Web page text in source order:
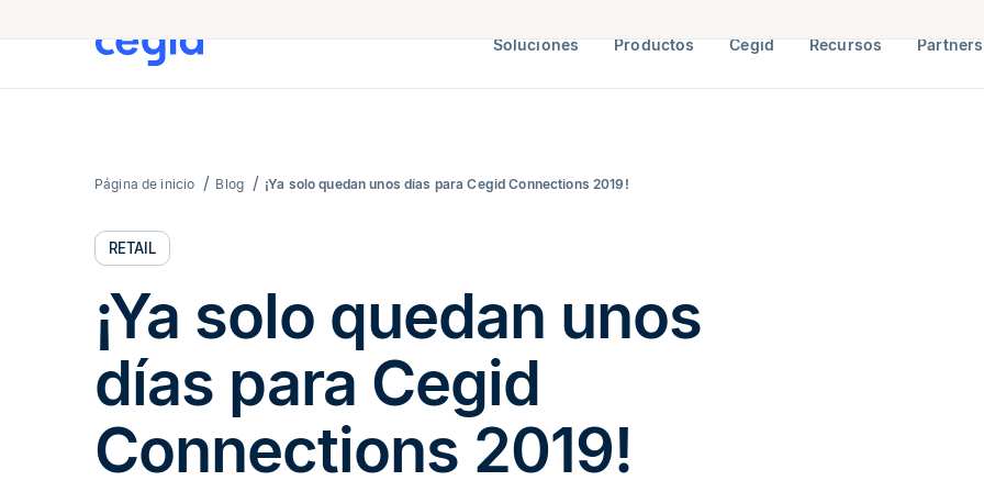
Soluciones Productos Cegid Recursos Partners
Página de inicio Blog ¡Ya solo quedan unos días para Cegid Connections 2019!
RETAIL
¡Ya solo quedan unos
días para Cegid
Connections 2019!